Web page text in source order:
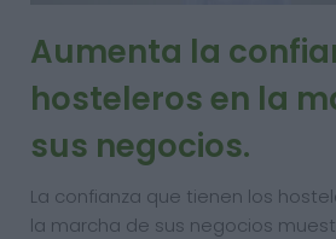
Aumenta la
hosteleros en la
sus negocios.
La confianza que tienen los
la marcha de sus negocios